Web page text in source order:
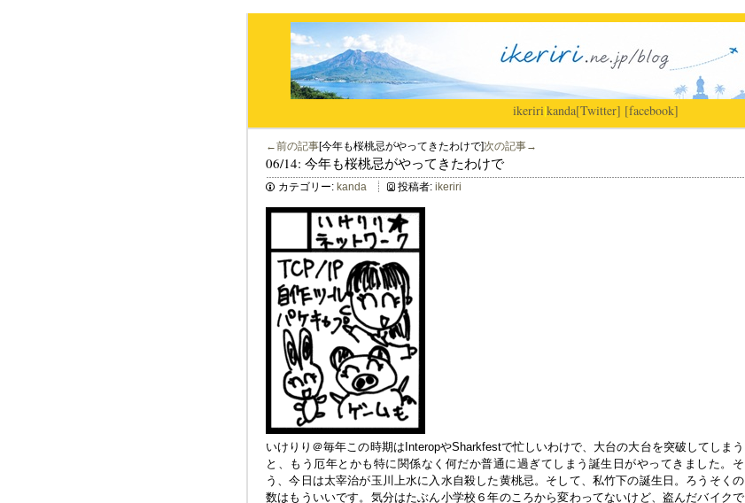
ikeriri|kanda[Twitter] [facebook]
←前の記事[今年も桜桃忌がやってきたわけで]次の記事→
06/14: 今年も桜桃忌がやってきたわけで
カテゴリー: kanda 投稿者: ikeriri
いけりり＠毎年この時期はInteropやSharkfestで忙しいわけで、大台の大台を突破してしまう
と、もう厄年とかも特に関係なく何だか普通に過ぎてしまう誕生日がやってきました。そ
う、今日は太宰治が玉川上水に入水自殺した黄桃忌。そして、私竹下の誕生日。ろうそくの
数はもういいです。気分はたぶん小学校６年のころから変わってないけど、盗んだバイクで